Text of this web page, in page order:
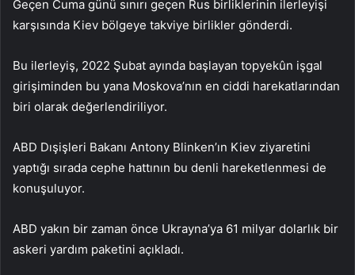
Geçen Cuma günü sınırı geçen Rus birliklerinin ilerleyişi
karşısında Kiev bölgeye takviye birlikler gönderdi.
Bu ilerleyiş, 2022 Şubat ayında başlayan topyekûn işgal
girişiminden bu yana Moskova’nın en ciddi harekatlarından
biri olarak değerlendiriliyor.
ABD Dışişleri Bakanı Antony Blinken’ın Kiev ziyaretini
yaptığı sırada cephe hattının bu denli hareketlenmesi de
konuşuluyor.
ABD yakın bir zaman önce Ukrayna’ya 61 milyar dolarlık bir
askeri yardım paketini açıkladı.